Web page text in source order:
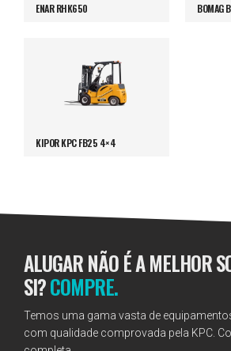
ENAR RHK650 BOMAG
KIPOR KPC FB25 4×4
ALUGAR NÃO É A MELHOR
SI?COMPRE.
Temos uma gama vasta de
com qualidade comprovada pela KPC.